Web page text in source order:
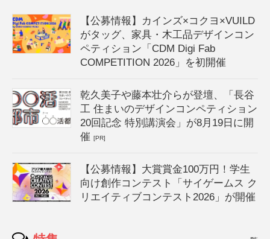
【公募情報】カインズ×コクヨ×VUILD
がタッグ、家具・木工品デザインコン
ペティション「CDM Digi Fab
COMPETITION 2026」を初開催
乾久美子や藤本壮介らが登壇、「長谷
工 住まいのデザインコンペティション
20回記念 特別講演会」が8月19日に開
催[PR]
【公募情報】大賞賞金100万円！学生
向け創作コンテスト「サイゲームス ク
リエイティブコンテスト2026」が開催